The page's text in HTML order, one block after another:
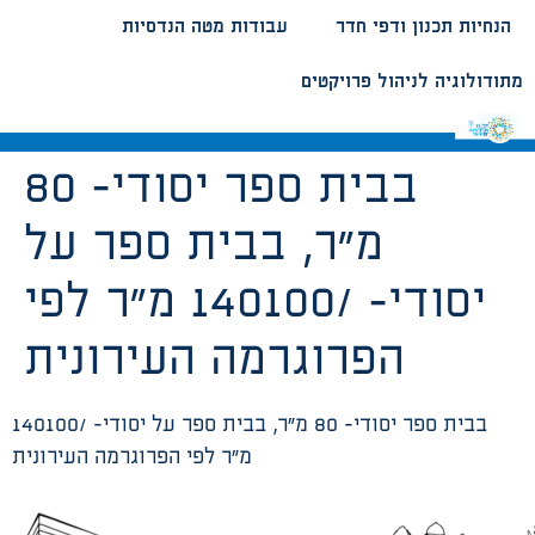
עבודות מטה הנדסיות הנחיות תכנון ודפי חדר
מתודולוגיה לניהול פרויקטים
בבית ספר יסודי- 80
מ”ר, בבית ספר על
יסודי- /140100 מ”ר לפי
הפרוגרמה העירונית
בבית ספר יסודי- 80 מ”ר, בבית ספר על יסודי- /140100
מ”ר לפי הפרוגרמה העירונית